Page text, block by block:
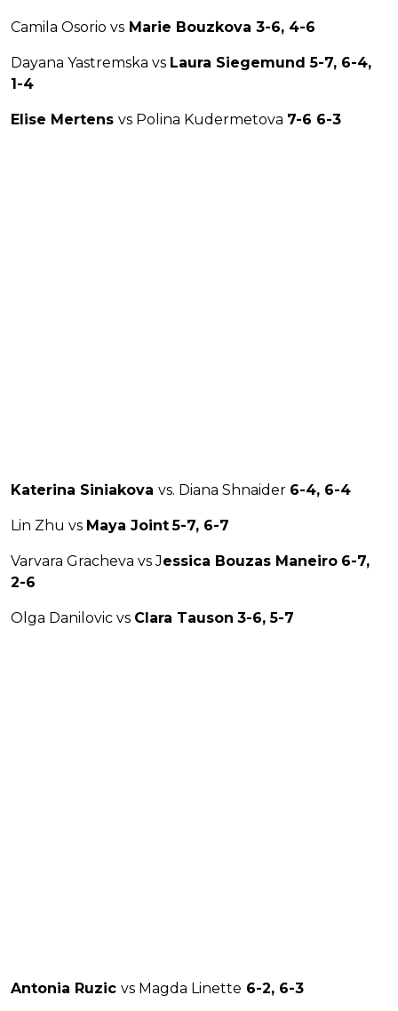
Camila Osorio vs Marie Bouzkova 3-6, 4-6
Dayana Yastremska vs Laura Siegemund 5-7, 6-4,
1-4
Elise Mertens vs Polina Kudermetova 7-6 6-3
Katerina Siniakova vs. Diana Shnaider 6-4, 6-4
Lin Zhu vs Maya Joint 5-7, 6-7
Varvara Gracheva vs Jessica Bouzas Maneiro 6-7,
2-6
Olga Danilovic vs Clara Tauson 3-6, 5-7
Antonia Ruzic vs Magda Linette 6-2, 6-3